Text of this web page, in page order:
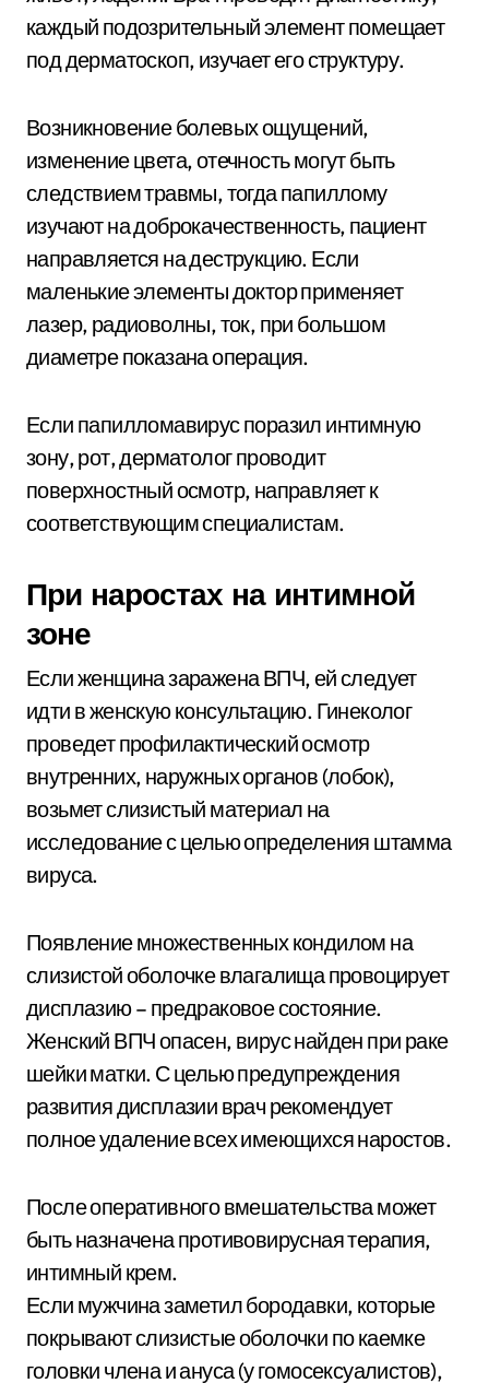
каждый подозрительный элемент помещает
под дерматоскоп, изучает его структуру.
Возникновение болевых ощущений,
изменение цвета, отечность могут быть
следствием травмы, тогда папиллому
изучают на доброкачественность, пациент
направляется на деструкцию. Если
маленькие элементы доктор применяет
лазер, радиоволны, ток, при большом
диаметре показана операция.
Если папилломавирус поразил интимную
зону, рот, дерматолог проводит
поверхностный осмотр, направляет к
соответствующим специалистам.
При наростах на интимной
зоне
Если женщина заражена ВПЧ, ей следует
идти в женскую консультацию. Гинеколог
проведет профилактический осмотр
внутренних, наружных органов (лобок),
возьмет слизистый материал на
исследование с целью определения штамма
вируса.
Появление множественных кондилом на
слизистой оболочке влагалища провоцирует
дисплазию – предраковое состояние.
Женский ВПЧ опасен, вирус найден при раке
шейки матки. С целью предупреждения
развития дисплазии врач рекомендует
полное удаление всех имеющихся наростов.
После оперативного вмешательства может
быть назначена противовирусная терапия,
интимный крем.
Если мужчина заметил бородавки, которые
покрывают слизистые оболочки по каемке
головки члена и ануса (у гомосексуалистов),